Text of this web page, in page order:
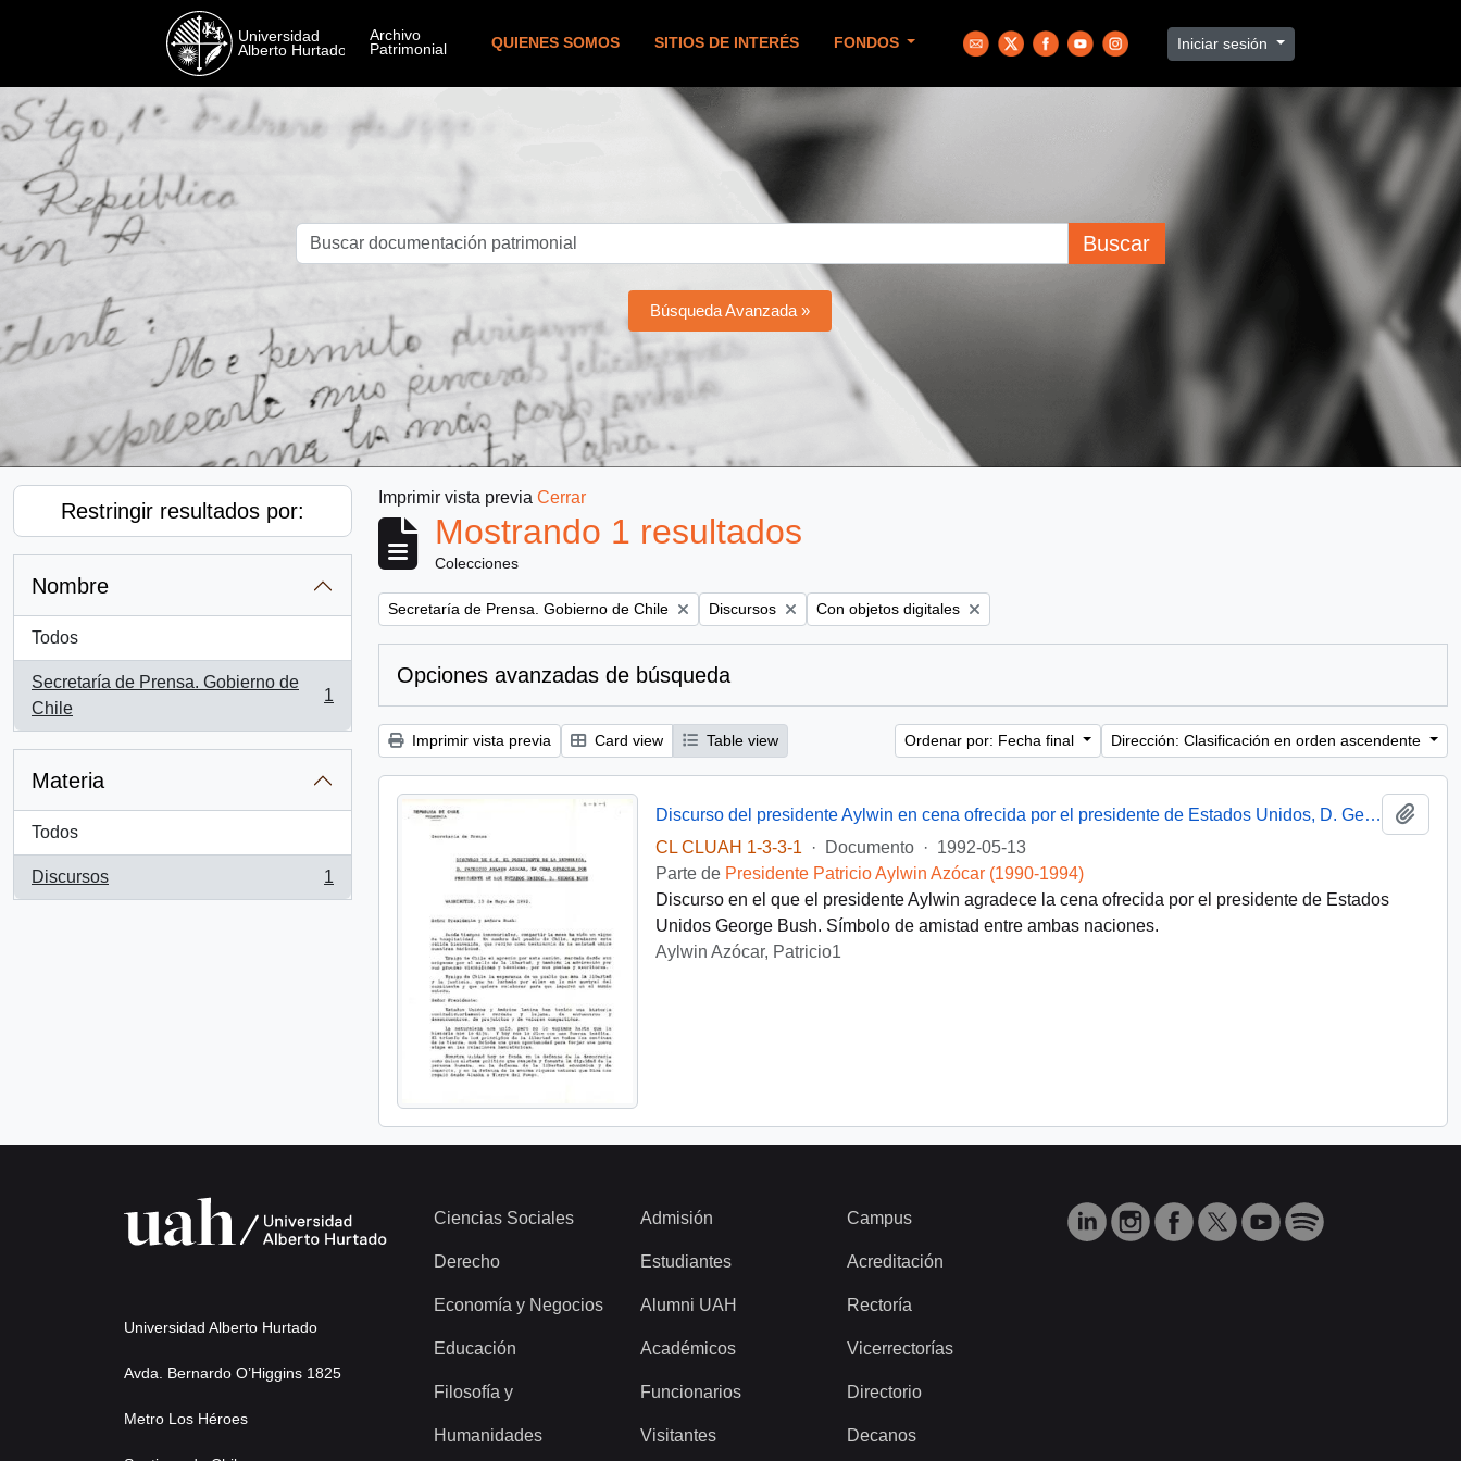
QUIENES SOMOS SITIOS DE INTERÉS FONDOS Iniciar sesión
Buscar
Búsqueda Avanzada »
Restringir resultados por:
Nombre
Todos
Secretaría de Prensa. Gobierno de
Chile
, 1 resultados
1
Materia
Todos
Discursos
, 1 resultados
1
Imprimir vista previa Cerrar
Mostrando 1 resultados
Colecciones
Remove filter:
Secretaría de Prensa. Gobierno de Chile Remove filter:
Discursos Remove filter:
Con objetos digitales
Opciones avanzadas de búsqueda
Imprimir vista previa Card view Table view Ordenar por: Fecha final Dirección: Clasificación en orden ascendente
Discurso del presidente Aylwin en cena ofrecida por el presidente de Estados Unidos, D. George Bush
CL CLUAH 1-3-3-1
· Documento · 1992-05-13
Parte de Presidente Patricio Aylwin Azócar (1990-1994)
Discurso en el que el presidente Aylwin agradece la cena ofrecida por el presidente de Estados
Unidos George Bush. Símbolo de amistad entre ambas naciones.
Aylwin Azócar, Patricio1
Universidad Alberto Hurtado
Avda. Bernardo O’Higgins 1825
Metro Los Héroes
Ciencias Sociales
Derecho
Economía y Negocios
Educación
Filosofía y
Humanidades
Admisión
Estudiantes
Alumni UAH
Académicos
Funcionarios
Visitantes
Campus
Acreditación
Rectoría
Vicerrectorías
Directorio
Decanos